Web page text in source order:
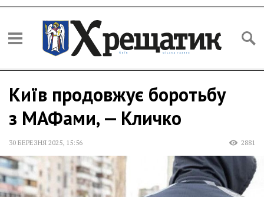
Київ продовжує боротьбу
з МАФами, — Кличко
30 БЕРЕЗНЯ 2025, 15:56 2881